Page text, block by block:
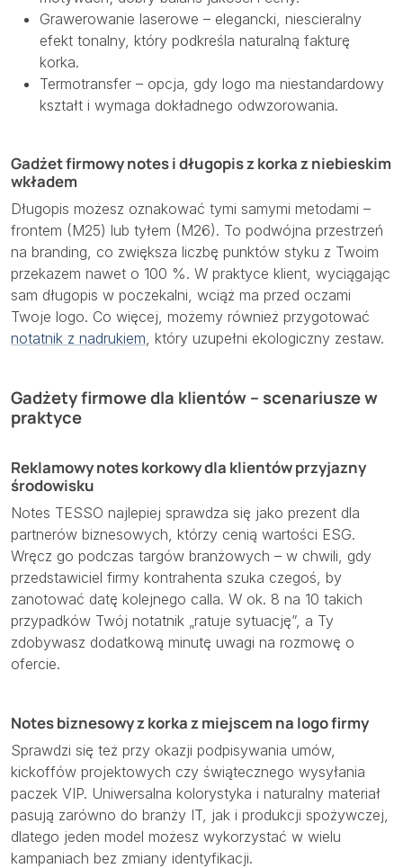
Grawerowanie laserowe – elegancki, niescieralny
efekt tonalny, który podkreśla naturalną fakturę
korka.
Termotransfer – opcja, gdy logo ma niestandardowy
kształt i wymaga dokładnego odwzorowania.
Gadżet firmowy notes i długopis z korka z niebieskim
wkładem
Długopis możesz oznakować tymi samymi metodami –
frontem (M25) lub tyłem (M26). To podwójna przestrzeń
na branding, co zwiększa liczbę punktów styku z Twoim
przekazem nawet o 100 %. W praktyce klient, wyciągając
sam długopis w poczekalni, wciąż ma przed oczami
Twoje logo. Co więcej, możemy również przygotować
notatnik z nadrukiem , który uzupełni ekologiczny zestaw.
Gadżety firmowe dla klientów – scenariusze w
praktyce
Reklamowy notes korkowy dla klientów przyjazny
środowisku
Notes TESSO najlepiej sprawdza się jako prezent dla
partnerów biznesowych, którzy cenią wartości ESG.
Wręcz go podczas targów branżowych – w chwili, gdy
przedstawiciel firmy kontra­henta szuka czegoś, by
zanotować datę kolejnego calla. W ok. 8 na 10 takich
przypadków Twój notatnik „ratuje sytuację”, a Ty
zdobywasz dodatkową minutę uwagi na rozmowę o
ofercie.
Notes biznesowy z korka z miejscem na logo firmy
Sprawdzi się też przy okazji podpisywania umów,
kickoffów projektowych czy świątecznego wysyłania
paczek VIP. Uniwersalna kolorystyka i naturalny materiał
pasują zarówno do branży IT, jak i produkcji spożywczej,
dlatego jeden model możesz wykorzystać w wielu
kampaniach bez zmiany identyfikacji.